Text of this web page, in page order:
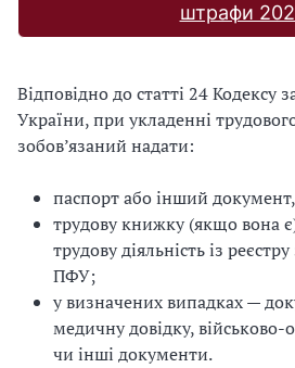
штрафи
Відповідно до статті 24 Кодексу
України, при укладенні
зобов’язаний надати:
паспорт або інший
трудову книжку (якщо вона
трудову діяльність із
ПФУ;
у визначених випадках —
медичну довідку,
чи інші документи.